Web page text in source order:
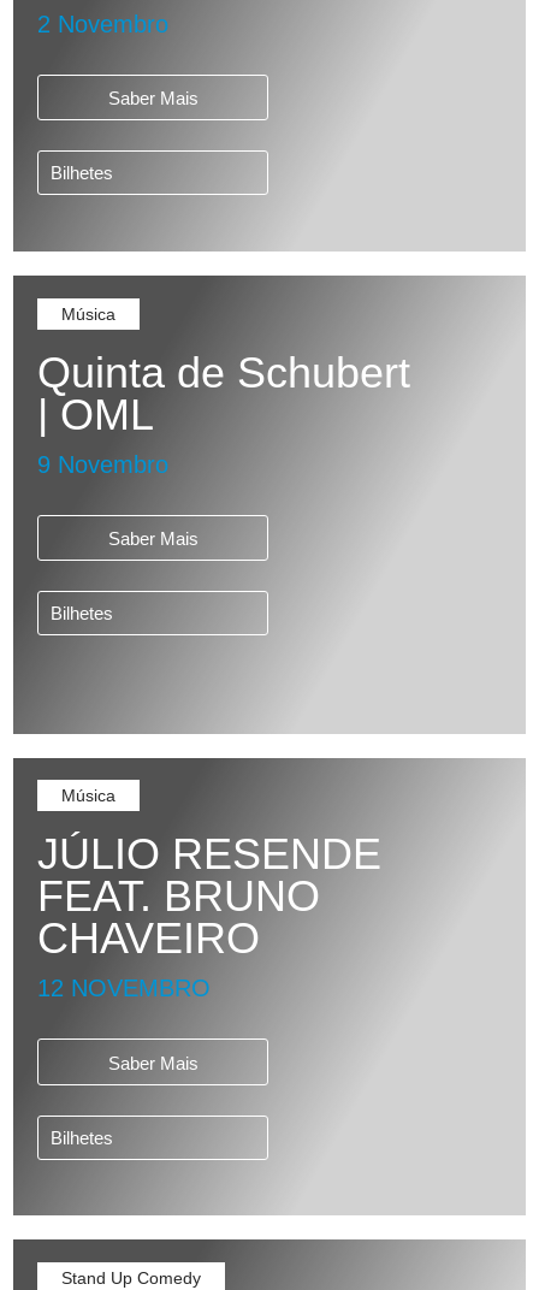
2 Novembro
Saber Mais
Bilhetes
Música
Quinta de Schubert
| OML
9 Novembro
Saber Mais
Bilhetes
Música
JÚLIO RESENDE
FEAT. BRUNO
CHAVEIRO
12 NOVEMBRO
Saber Mais
Bilhetes
Stand Up Comedy